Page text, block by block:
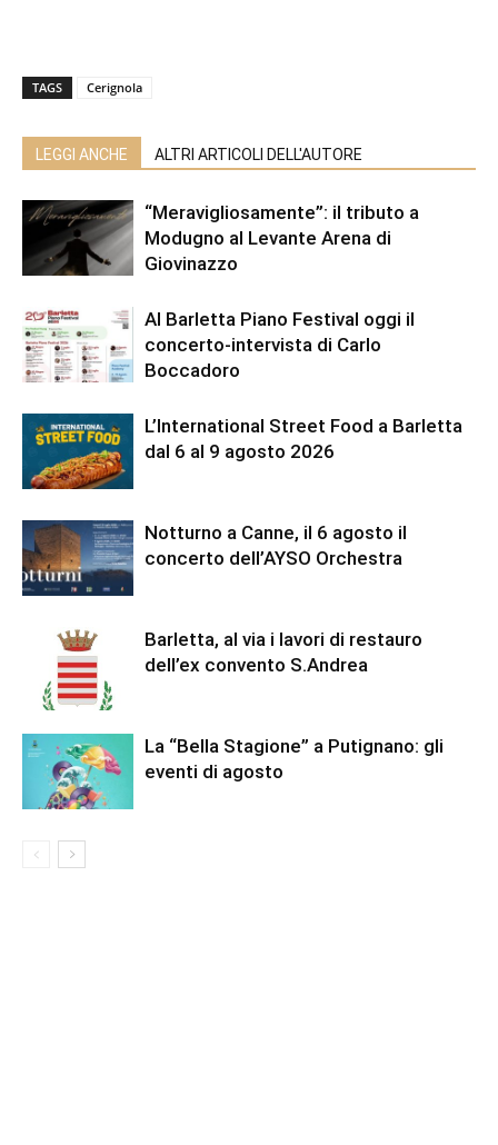
TAGS Cerignola
LEGGI ANCHE ALTRI ARTICOLI DELL'AUTORE
“Meravigliosamente”: il tributo a
Modugno al Levante Arena di
Giovinazzo
Al Barletta Piano Festival oggi il
concerto-intervista di Carlo
Boccadoro
L’International Street Food a Barletta
dal 6 al 9 agosto 2026
Notturno a Canne, il 6 agosto il
concerto dell’AYSO Orchestra
Barletta, al via i lavori di restauro
dell’ex convento S.Andrea
La “Bella Stagione” a Putignano: gli
eventi di agosto